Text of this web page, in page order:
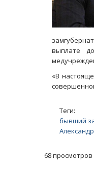
выплате
«В
Теги:
бывший
68 просмотров